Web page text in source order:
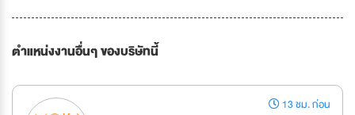
ตำแหน่งงานอื่นๆ ของบริษัทนี้
13 ชม. ก่อน